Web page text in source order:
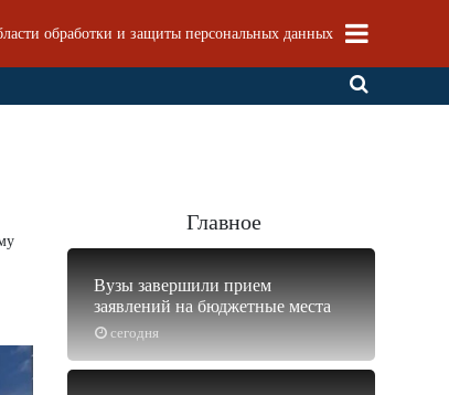
обработки и защиты персональных данных
Главное
сегодня
Вузы завершили прием
заявлений на бюджетные места